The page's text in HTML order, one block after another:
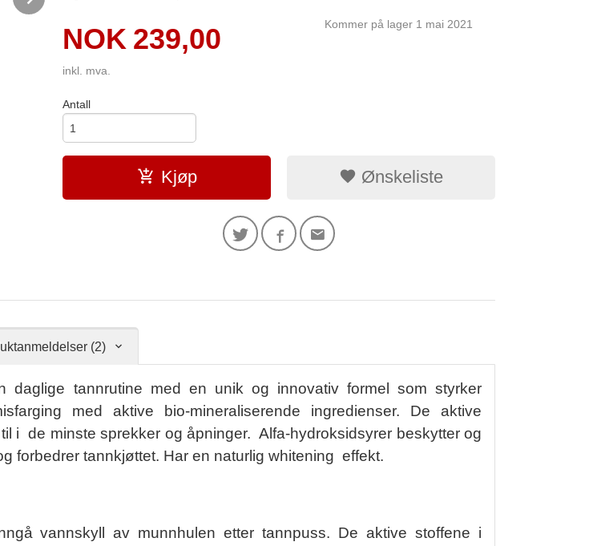
Pris
NOK 239,00
inkl. mva.
Kommer på lager 1 mai 2021
Antall
Kjøp Ønskeliste
(2)
daglige tannrutine med en unik og innovativ formel som styrker
med aktive bio-mineraliserende ingredienser. De aktive
i de minste sprekker og åpninger. Alfa-hydroksidsyrer beskytter og
forbedrer tannkjøttet. Har en naturlig whitening effekt.
vannskyll av munnhulen etter tannpuss. De aktive stoffene i